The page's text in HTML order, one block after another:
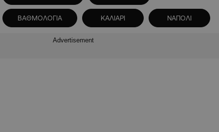
ΒΑΘΜΟΛΟΓΙΑ ΚΑΛΙΑΡΙ ΝΑΠΟΛΙ
Advertisement